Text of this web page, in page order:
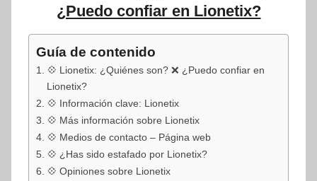
Estafado.com¿Puedo confiar en Lionetix?
Guía de contenido
💠 Lionetix: ¿Quiénes son? ❌ ¿Puedo confiar en
Lionetix?
💠 Información clave: Lionetix
💠 Más información sobre Lionetix
💠 Medios de contacto – Página web
💠 ¿Has sido estafado por Lionetix?
💠 Opiniones sobre Lionetix